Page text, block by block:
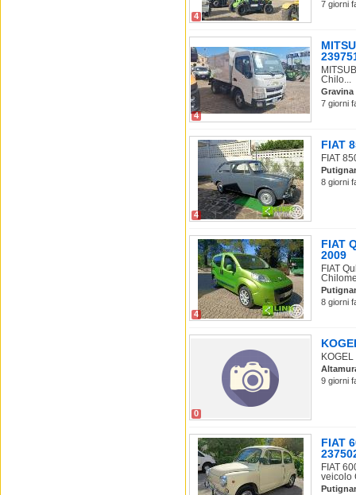
4
7 giorni
4
Chilo...
Gravina
7 giorni
4
FIAT
FIAT
8 giorni
4
FIAT
2009
FIAT
8 giorni
0
9 giorni
FIAT
FIAT
veicolo